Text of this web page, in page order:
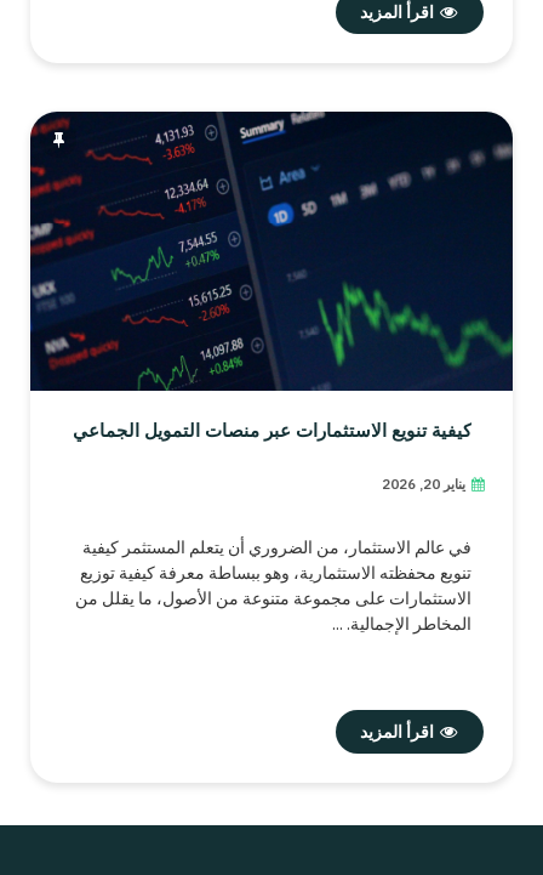
اقرأ المزيد
كيفية تنويع الاستثمارات عبر منصات التمويل الجماعي
يناير 20, 2026
في عالم الاستثمار، من الضروري أن يتعلم المستثمر كيفية
تنويع محفظته الاستثمارية، وهو ببساطة معرفة كيفية توزيع
الاستثمارات على مجموعة متنوعة من الأصول، ما يقلل من
المخاطر الإجمالية. ...
اقرأ المزيد